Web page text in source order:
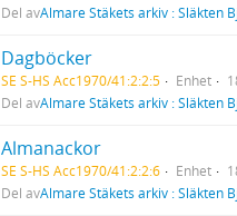
Del avAlmare Stäkets arkiv : Släkten
Dagböcker
SE S-HS Acc1970/41:2:2:5 Enhet
Del avAlmare Stäkets arkiv : Släkten
Almanackor
SE S-HS Acc1970/41:2:2:6 Enhet
Del avAlmare Stäkets arkiv : Släkten